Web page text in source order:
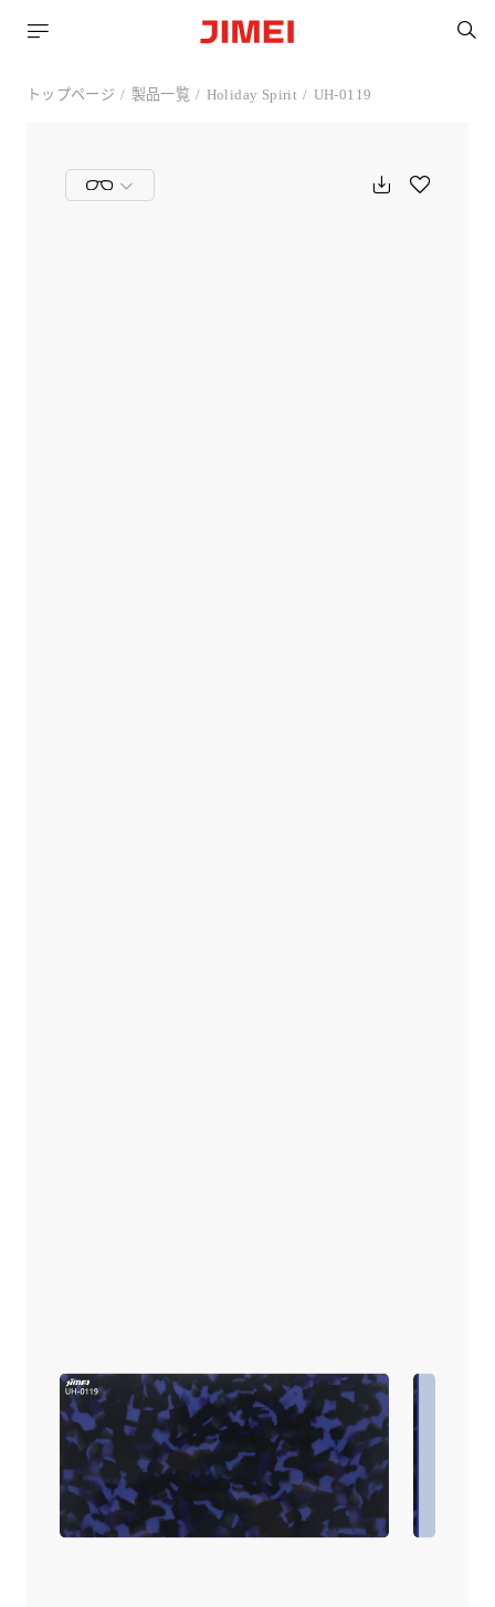
トップページ 製品一覧 Holiday Spirit UH-0119